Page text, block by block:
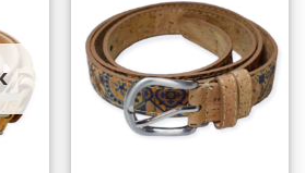
į
Pridėti į
pageidavimų
sąrašą